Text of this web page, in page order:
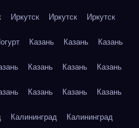
Иркутск Иркутск Иркутск
Казань Казань Казань
Казань Казань Казань
Казань Казань Казань
Калининград Калининград